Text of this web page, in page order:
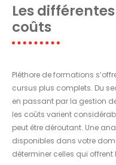
Les
coûts
Pléthore de formations
cursus plus complets. Du
en passant par la gestion
les coûts varient
peut être déroutant. Une
disponibles dans votre
déterminer celles qui offrent